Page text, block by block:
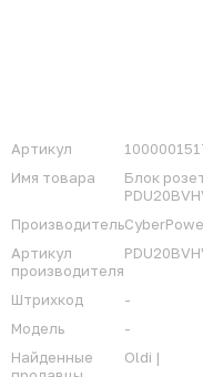
Артикул
Имя товара
Блок
Производитель
Артикул
производителя
Штрихкод
-
Модель
-
Найденные
Oldi |